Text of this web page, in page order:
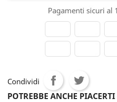
Pagamenti sicuri al
Condividi
POTREBBE ANCHE PIACERTI